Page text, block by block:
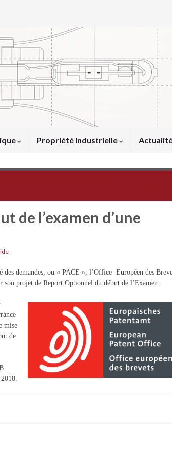
Propriété Industrielle
de l’examen d’une
des demandes, ou « PACE », l’Office Européen des
son projet de Report Optionnel du début de l’Examen.
mise
de